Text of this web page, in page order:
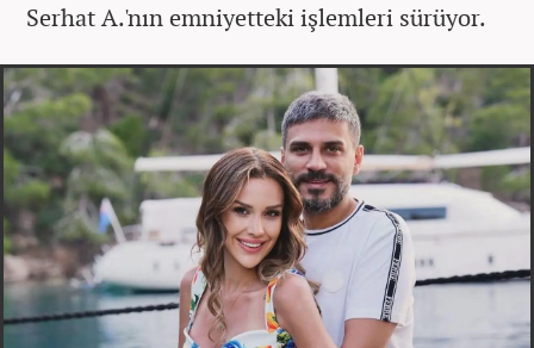
Serhat A.'nın emniyetteki işlemleri sürüyor.